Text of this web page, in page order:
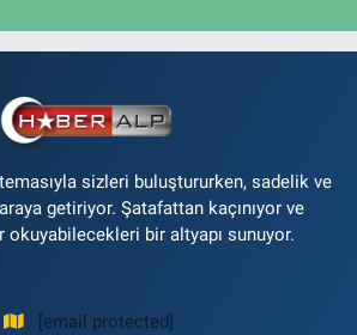
sizleri buluştururken, sadelik ve
getiriyor. Şatafattan kaçınıyor ve
okuyabilecekleri bir altyapı sunuyor.
[email protected]